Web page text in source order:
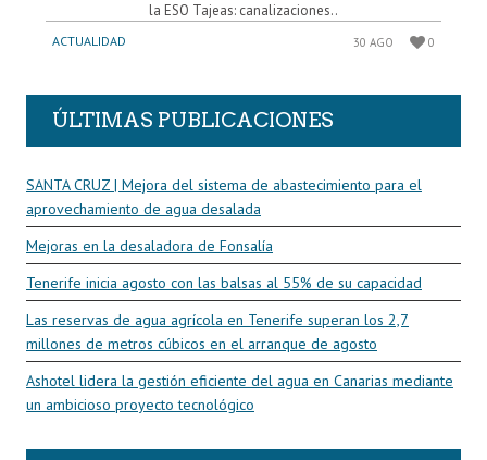
la ESO Tajeas: canalizaciones..
ACTUALIDAD 30 AGO 0
ÚLTIMAS PUBLICACIONES
SANTA CRUZ | Mejora del sistema de abastecimiento para el
aprovechamiento de agua desalada
Mejoras en la desaladora de Fonsalía
Tenerife inicia agosto con las balsas al 55% de su capacidad
Las reservas de agua agrícola en Tenerife superan los 2,7
millones de metros cúbicos en el arranque de agosto
Ashotel lidera la gestión eficiente del agua en Canarias mediante
un ambicioso proyecto tecnológico